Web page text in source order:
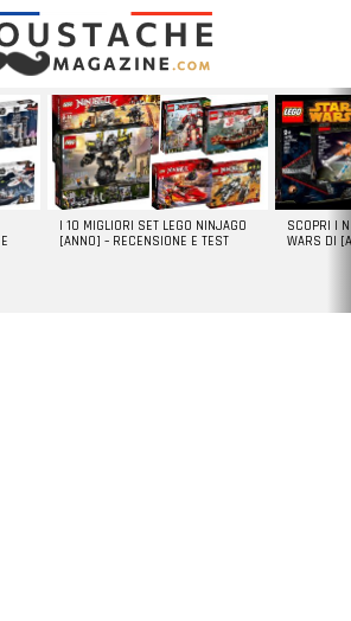
I 10 MIGLIORI SET LEGO NINJAGO
[ANNO] – RECENSIONE E TEST
SCOPRI I
WARS DI